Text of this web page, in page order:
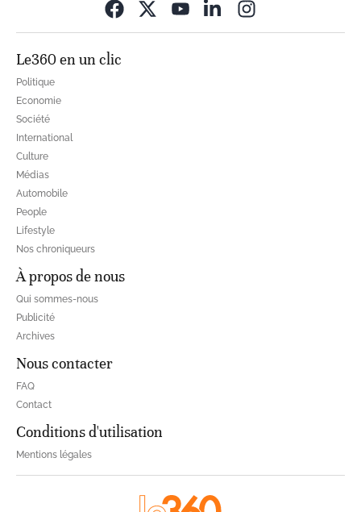
Le360 en un clic
Politique
Economie
Société
International
Culture
Médias
Automobile
People
Lifestyle
Nos chroniqueurs
À propos de nous
Qui sommes-nous
Publicité
Archives
Nous contacter
FAQ
Contact
Conditions d'utilisation
Mentions légales